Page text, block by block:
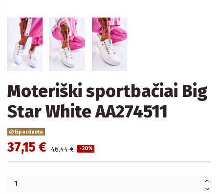
Moteriški sportbačiai Big
Star White AA274511
Išparduota
37,15 € 46,44 € -20%